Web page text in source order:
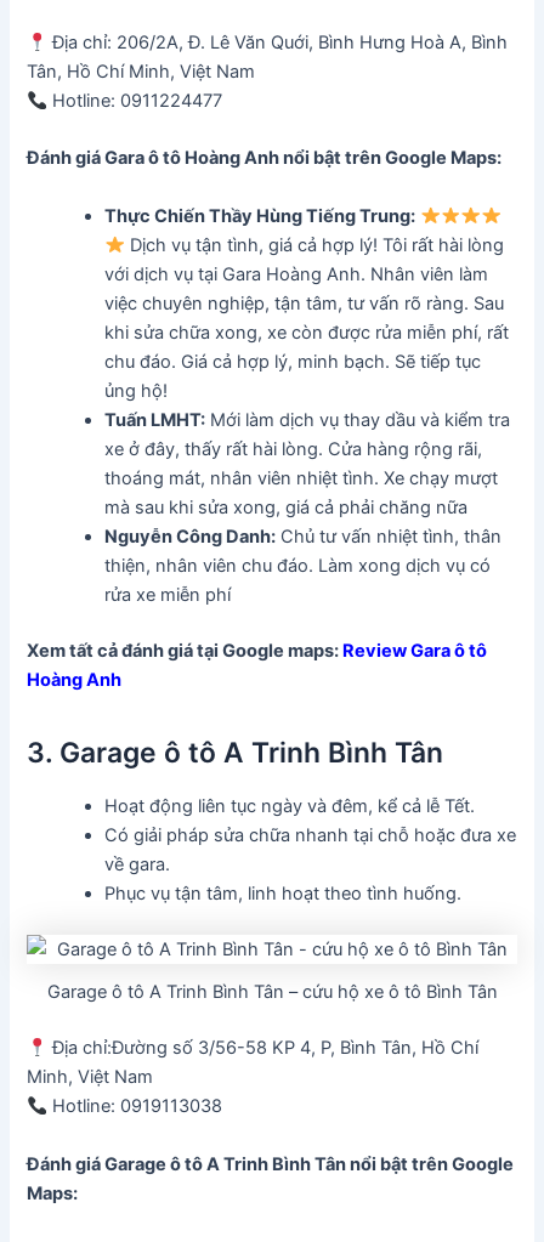
Địa chỉ: 206/2A, Đ. Lê Văn Quới, Bình Hưng Hoà A, Bình
Tân, Hồ Chí Minh, Việt Nam
Hotline: 0911224477
Đánh giá Gara ô tô Hoàng Anhnổi bật trên Google Maps:
Thực Chiến Thầy Hùng Tiếng Trung:
Dịch vụ tận tình, giá cả hợp lý! Tôi rất hài lòng
với dịch vụ tại Gara Hoàng Anh. Nhân viên làm
việc chuyên nghiệp, tận tâm, tư vấn rõ ràng. Sau
khi sửa chữa xong, xe còn được rửa miễn phí, rất
chu đáo. Giá cả hợp lý, minh bạch. Sẽ tiếp tục
ủng hộ!
Tuấn LMHT: Mới làm dịch vụ thay dầu và kiểm tra
xe ở đây, thấy rất hài lòng. Cửa hàng rộng rãi,
thoáng mát, nhân viên nhiệt tình. Xe chạy mượt
mà sau khi sửa xong, giá cả phải chăng nữa
Nguyễn Công Danh: Chủ tư vấn nhiệt tình, thân
thiện, nhân viên chu đáo. Làm xong dịch vụ có
rửa xe miễn phí
Xem tất cả đánh giá tại Google maps: Review Gara ô tô
Hoàng Anh
3. Garage ô tô A Trinh Bình Tân
Hoạt động liên tục ngày và đêm, kể cả lễ Tết.
Có giải pháp sửa chữa nhanh tại chỗ hoặc đưa xe
về gara.
Phục vụ tận tâm, linh hoạt theo tình huống.
Garage ô tô A Trinh Bình Tân – cứu hộ xe ô tô Bình Tân
Địa chỉ:Đường số 3/56-58 KP 4, P, Bình Tân, Hồ Chí
Minh, Việt Nam
Hotline: 0919113038
Đánh giá Garage ô tô A Trinh Bình Tânnổi bật trên Google
Maps: